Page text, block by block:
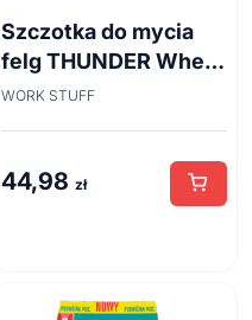
Szczotka do mycia
felg THUNDER Wheel
Brush 45cm
WORK STUFF
44,98 zł